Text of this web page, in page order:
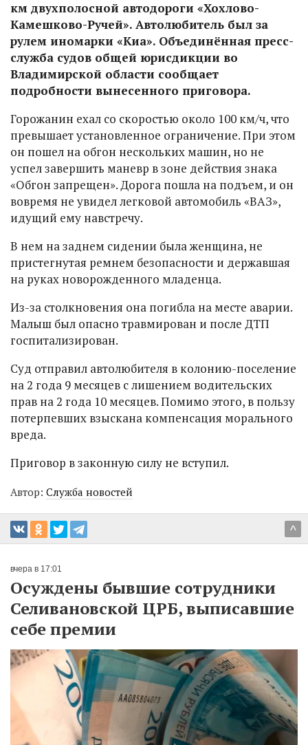
км двухполосной автодороги «Хохлово-
Камешково-Ручей». Автолюбитель был за
рулем иномарки «Киа». Объединённая пресс-
служба судов общей юрисдикции во
Владимирской области сообщает
подробности вынесенного приговора.
Горожанин ехал со скоростью около 100 км/ч, что
превышает установленное ограничение. При этом
он пошел на обгон нескольких машин, но не
успел завершить маневр в зоне действия знака
«Обгон запрещен». Дорога пошла на подъем, и он
вовремя не увидел легковой автомобиль «ВАЗ»,
идущий ему навстречу.
В нем на заднем сидении была женщина, не
пристегнутая ремнем безопасности и державшая
на руках новорожденного младенца.
Из-за столкновения она погибла на месте аварии.
Малыш был опасно травмирован и после ДТП
госпитализирован.
Суд отправил автолюбителя в колонию-поселение
на 2 года 9 месяцев с лишением водительских
прав на 2 года 10 месяцев. Помимо этого, в пользу
потерпевших взыскана компенсация морального
вреда.
Приговор в законную силу не вступил.
Автор: Служба новостей
^
вчера в 17:01
Осуждены бывшие сотрудники
Селивановской ЦРБ, выписавшие
себе премии